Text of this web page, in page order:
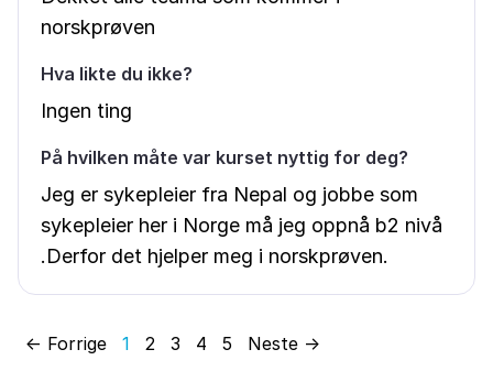
norskprøven
Hva likte du ikke?
Ingen ting
På hvilken måte var kurset nyttig for deg?
Jeg er sykepleier fra Nepal og jobbe som
sykepleier her i Norge må jeg oppnå b2 nivå
.Derfor det hjelper meg i norskprøven.
← Forrige 1 2 3 4 5 Neste →